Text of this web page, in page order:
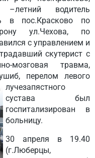
–летний водитель
в пос.Красково по
ул.Чехова, по
с управлением и
скутерист с
мозговая травма,
перелом левого
лучезапястного
сустава был
госпитализирован в
больницу.
30 апреля в 19.40
(г.Люберцы,